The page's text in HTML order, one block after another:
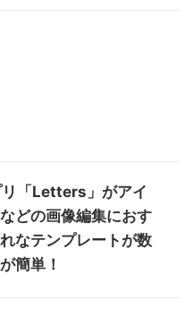
「Letters」がアイ
どの画像編集におす
なテンプレートが数
簡単！